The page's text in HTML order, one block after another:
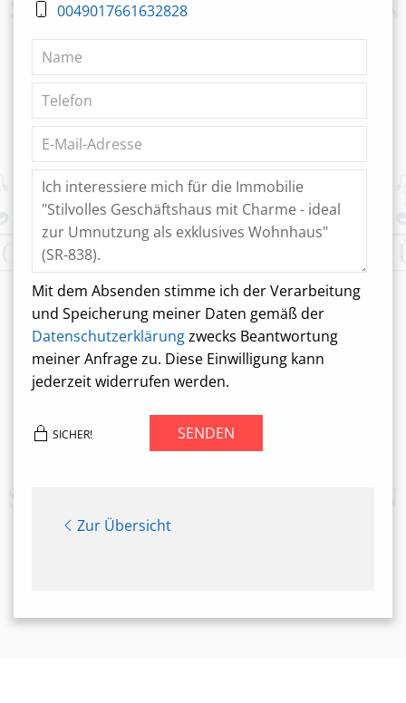
0049017661632828
Mit dem Absenden stimme ich der Verarbeitung
und Speicherung meiner Daten gemäß der
Datenschutzerklärungzwecks Beantwortung
meiner Anfrage zu. Diese Einwilligung kann
jederzeit widerrufen werden.
SICHER! SENDEN
Zur Übersicht